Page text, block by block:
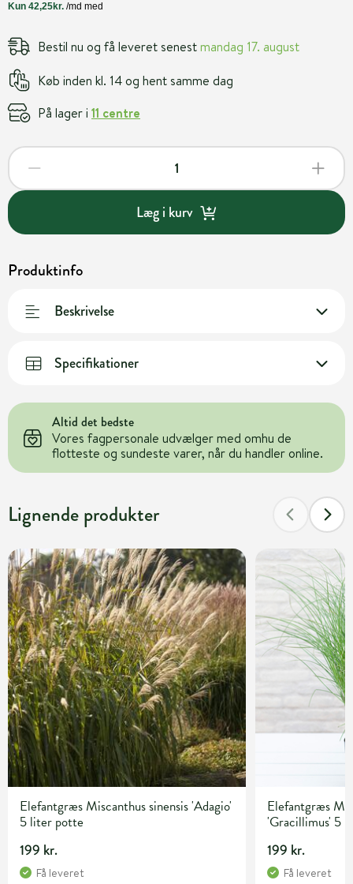
Bestil nu og få leveret senestmandag 17. august
Køb inden kl. 14 og hent samme dag
På lager i 11 centre
Læg i kurv
Produktinfo
Beskrivelse
Specifikationer
Altid det bedste
Vores fagpersonale udvælger med omhu de
flotteste og sundeste varer, når du handler online.
Lignende produkter
Elefantgræs Miscanthus sinensis 'Adagio'
5 liter potte
199 kr.
Få leveret
Elefantgræs
'Gracillimus' 5
199 kr.
Få leveret